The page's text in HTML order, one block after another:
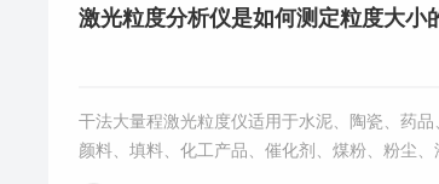
水性样品宜用表面活性剂水溶液或有...
激光粒度分析仪是如何测定粒度大小
干法大量程激光粒度仪适用于水泥、陶瓷、药品
颜料、填料、化工产品、催化剂、煤粉、粉尘、